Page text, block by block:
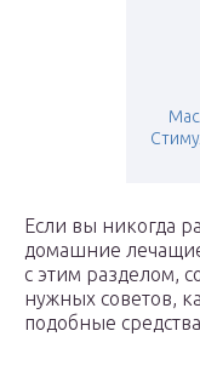
Если вы никогда
домашние
с этим разделом,
нужных советов,
подобные